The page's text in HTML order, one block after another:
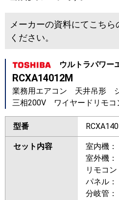
メーカーの資料にてこち
ください。
ウルトラパワー
RCXA14012M
業務用エアコン 天井吊形
三相200V ワイヤードリモ
型番
セット内容
室内機：
室外機：
リモコン
パネル：
分岐管：